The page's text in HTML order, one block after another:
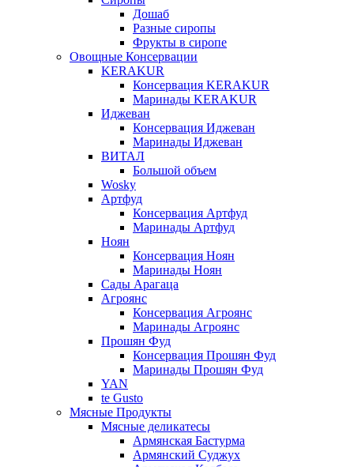
Дошаб
Разные сиропы
Фрукты в сиропе
Овощные Консервации
KERAKUR
Консервация KERAKUR
Маринады KERAKUR
Иджеван
Консервация Иджеван
Маринады Иджеван
ВИТАЛ
Большой объем
Wosky
Артфуд
Консервация Артфуд
Маринады Артфуд
Ноян
Консервация Ноян
Маринады Ноян
Сады Арагаца
Агроянс
Консервация Агроянс
Маринады Агроянс
Прошян Фуд
Консервация Прошян Фуд
Маринады Прошян Фуд
YAN
te Gusto
Мясные Продукты
Мясные деликатесы
Армянская Бастурма
Армянский Суджух